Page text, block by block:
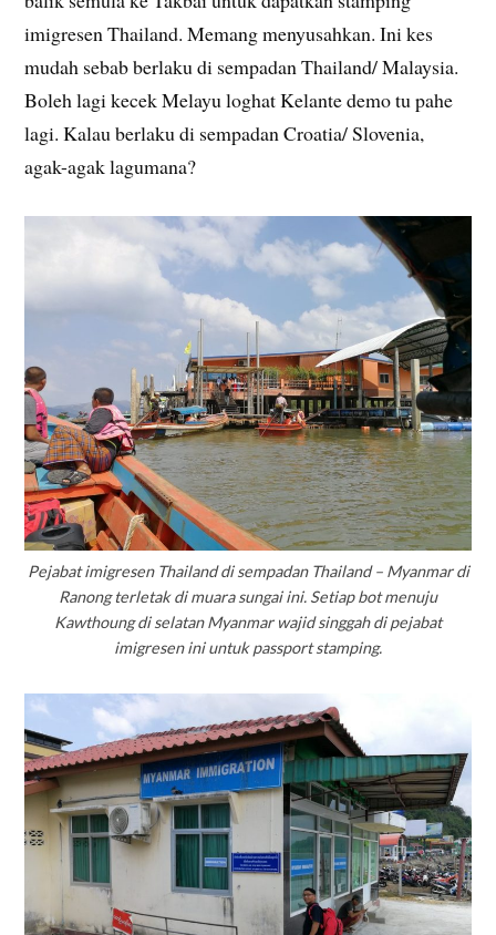
imigresen Thailand. Memang menyusahkan. Ini kes
mudah sebab berlaku di sempadan Thailand/ Malaysia.
Boleh lagi kecek Melayu loghat Kelante demo tu pahe
lagi. Kalau berlaku di sempadan Croatia/ Slovenia,
agak-agak lagumana?
Pejabat imigresen Thailand di sempadan Thailand – Myanmar di
Ranong terletak di muara sungai ini. Setiap bot menuju
Kawthoung di selatan Myanmar wajid singgah di pejabat
imigresen ini untuk passport stamping.